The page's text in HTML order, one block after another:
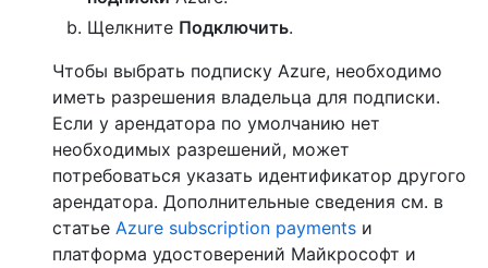
Щелкните Подключить.
Чтобы выбрать подписку Azure, необходимо
иметь разрешения владельца для подписки.
Если у арендатора по умолчанию нет
необходимых разрешений, может
потребоваться указать идентификатор другого
арендатора. Дополнительные сведения см. в
статье Azure subscription payments и
платформа удостоверений Майкрософт и